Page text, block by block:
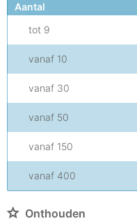
Aantal
tot 9
vanaf 10
vanaf 30
vanaf 50
vanaf 150
vanaf 400
Onthouden